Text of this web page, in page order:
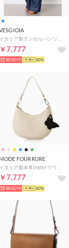
イタリア製テンセルパンツ （インディゴブルー）
￥7,777
82%OFF 30%
MODE FOURRURE
￥7,777
84%OFF 30%